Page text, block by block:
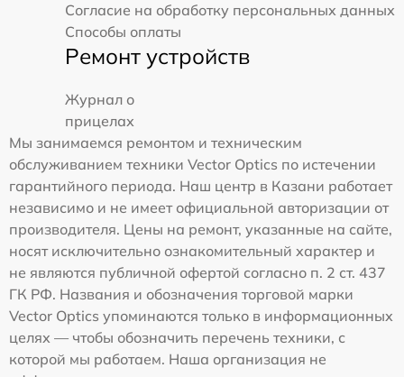
Согласие на обработку персональных данных
Способы оплаты
Ремонт устройств
Журнал о
прицелах
Мы занимаемся ремонтом и техническим
обслуживанием техники Vector Optics по истечении
гарантийного периода. Наш центр в Казани работает
независимо и не имеет официальной авторизации от
производителя. Цены на ремонт, указанные на сайте,
носят исключительно ознакомительный характер и
не являются публичной офертой согласно п. 2 ст. 437
ГК РФ. Названия и обозначения торговой марки
Vector Optics упоминаются только в информационных
целях — чтобы обозначить перечень техники, с
которой мы работаем. Наша организация не